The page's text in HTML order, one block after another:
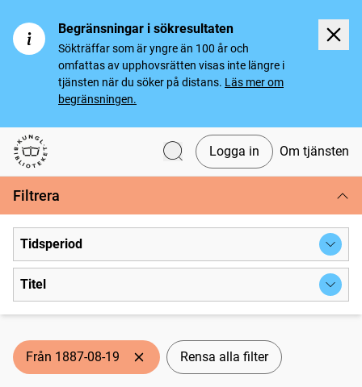
Begränsningar i sökresultaten
Sökträffar som är yngre än 100 år och
omfattas av upphovsrätten visas inte längre i
tjänsten när du söker på distans. Läs mer om
begränsningen.
Svenska tidningar
Logga in Om tjänsten
Filtrera
Tidsperiod
Titel
Från 1887-08-19 Rensa alla filter